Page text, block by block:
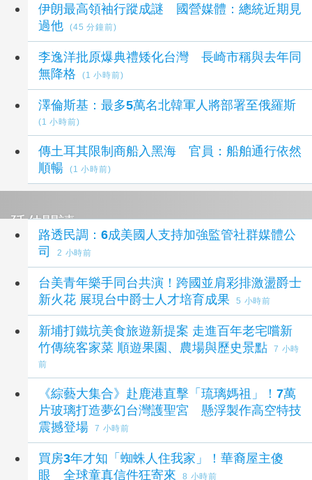
伊朗最高領袖行蹤成謎 國營媒體：總統近期見
過他
(45 分鐘前)
李逸洋批原爆典禮矮化台灣 長崎市稱與去年同
無降格
(1 小時前)
澤倫斯基：最多5萬名北韓軍人將部署至俄羅斯
(1 小時前)
傳土耳其限制商船入黑海 官員：船舶通行依然
順暢
(1 小時前)
延伸閱讀
路透民調：6成美國人支持加強監管社群媒體公
司
2 小時前
台美青年樂手同台共演！跨國並肩彩排激盪爵士
新火花 展現台中爵士人才培育成果
5 小時前
新埔打鐵坑美食旅遊新提案 走進百年老宅嚐新
竹傳統客家菜 順遊果園、農場與歷史景點
7 小時
前
《綜藝大集合》赴鹿港直擊「琉璃媽祖」！7萬
片玻璃打造夢幻台灣護聖宮 懸浮製作高空特技
震撼登場
7 小時前
買房3年才知「蜘蛛人住我家」！華裔屋主傻
眼 全球童真信件狂寄來
8 小時前